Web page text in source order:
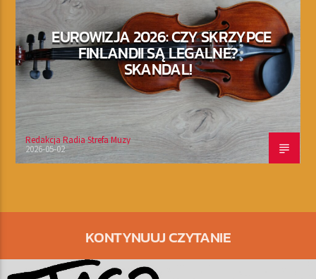
EUROWIZJA 2026: CZY SKRZYPCE
FINLANDII SĄ LEGALNE?
SKANDAL!
Redakcja Radia Strefa Muzy
2026-05-02
KONTYNUUJ CZYTANIE